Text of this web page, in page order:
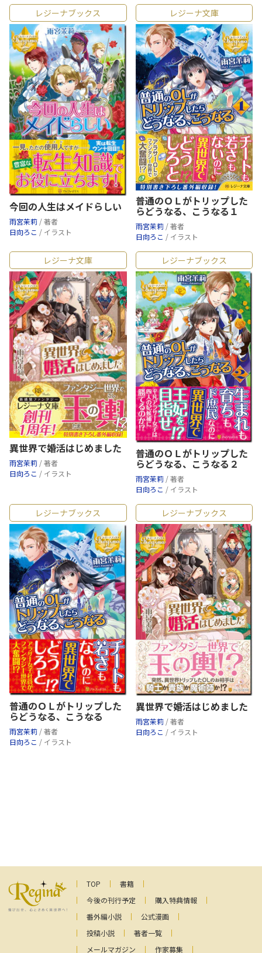
レジーナブックス
今回の人生はメイドらしい
雨宮茉莉 / 著者
日向ろこ / イラスト
レジーナ文庫
普通のＯＬがトリップした
らどうなる、こうなる１
雨宮茉莉 / 著者
日向ろこ / イラスト
レジーナ文庫
異世界で婚活はじめました
雨宮茉莉 / 著者
日向ろこ / イラスト
レジーナブックス
普通のＯＬがトリップした
らどうなる、こうなる２
雨宮茉莉 / 著者
日向ろこ / イラスト
レジーナブックス
普通のＯＬがトリップした
らどうなる、こうなる
雨宮茉莉 / 著者
日向ろこ / イラスト
レジーナブックス
異世界で婚活はじめました
雨宮茉莉 / 著者
日向ろこ / イラスト
TOP
書籍
今後の刊行予定
購入特典情報
番外編小説
公式漫画
投稿小説
著者一覧
メールマガジン
作家募集